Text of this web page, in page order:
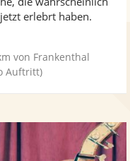
Fotos
5
erlebrt haben.
von Frankenthal
Auftritt)